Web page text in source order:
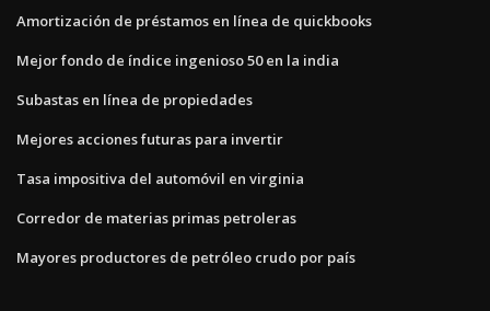
Amortización de préstamos en línea de quickbooks
Mejor fondo de índice ingenioso 50 en la india
Subastas en línea de propiedades
Mejores acciones futuras para invertir
Tasa impositiva del automóvil en virginia
Corredor de materias primas petroleras
Mayores productores de petróleo crudo por país